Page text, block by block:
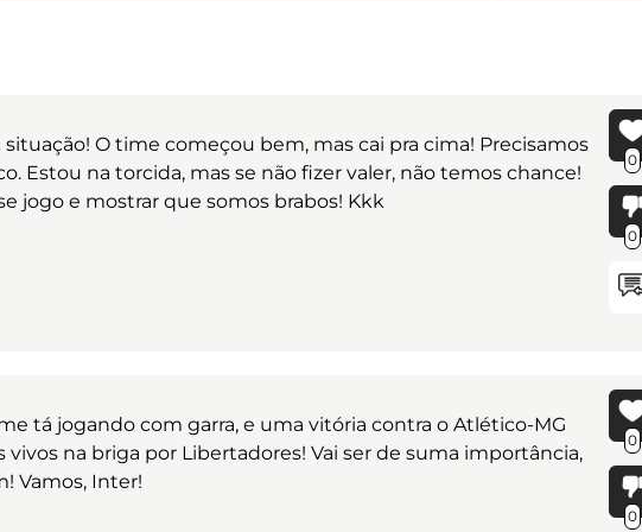
O time começou bem, mas cai pra cima! Precisamos
Estou na torcida, mas se não fizer valer, não temos chance!
jogo e mostrar que somos brabos! Kkk
0
0
tá jogando com garra, e uma vitória contra o Atlético-MG
na briga por Libertadores! Vai ser de suma importância,
Vamos, Inter!
0
0